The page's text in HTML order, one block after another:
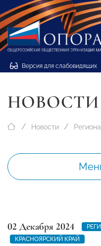
Версия для слабовидящих
НОВОСТИ
Новости
02 Декабря 2024
КРАСНОЯРСКИЙ КРАЙ